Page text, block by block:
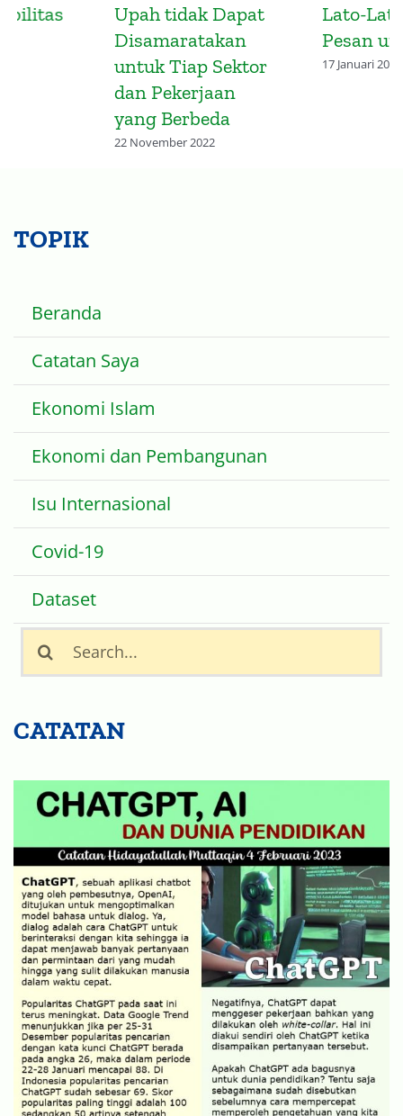
Upah tidak Dapat
Disamaratakan
untuk Tiap Sektor
dan Pekerjaan
yang Berbeda
22 November 2022
Lato-Lato dan
Pesan untuk UMK
17 Januari 2023
TOPIK
Beranda
Catatan Saya
Ekonomi Islam
Ekonomi dan Pembangunan
Isu Internasional
Covid-19
Dataset
Search
for:
CATATAN